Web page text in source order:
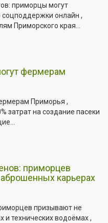
приморцы могут
онлайн ,
Приморского края...
фермерам
Приморья ,
затрат на создание пасеки
приморцев
карьерах
призывают не
и технических водоёмах ,